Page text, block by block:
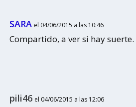
SARA el 04/06/2015 a las 10:46
Compartido, a ver si hay
pili46 el 04/06/2015 a las 12:06